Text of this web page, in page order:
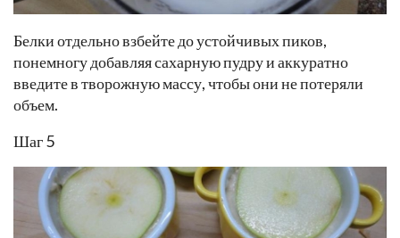
Белки отдельно взбейте до устойчивых пиков,
понемногу добавляя сахарную пудру и аккуратно
введите в творожную массу, чтобы они не потеряли
объем.
Шаг 5